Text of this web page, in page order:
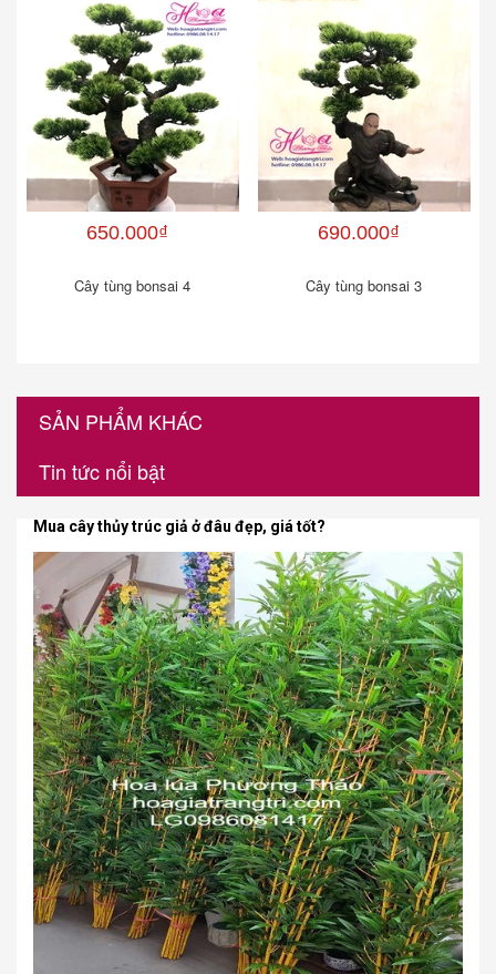
650.000₫
Cây tùng bonsai 4
690.000₫
Cây tùng bonsai 3
SẢN PHẨM KHÁC
Tin tức nổi bật
Mua cây thủy trúc giả ở đâu đẹp, giá tốt?